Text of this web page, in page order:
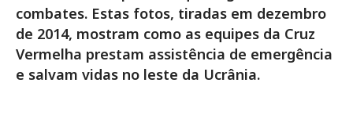
combates. Estas fotos, tiradas em dezembro
de 2014, mostram como as equipes da Cruz
Vermelha prestam assistência de emergência
e salvam vidas no leste da Ucrânia.